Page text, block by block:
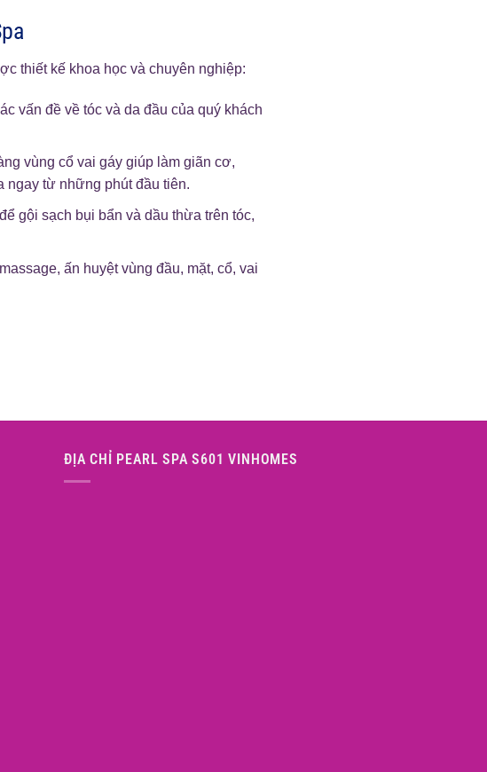
thiết kế khoa học và chuyên nghiệp:
vấn đề về tóc và da đầu của quý khách
vùng cổ vai gáy giúp làm giãn cơ,
ngay từ những phút đầu tiên.
gội sạch bụi bẩn và dầu thừa trên tóc,
ấn huyệt vùng đầu, mặt, cổ, vai
ĐỊA CHỈ PEARL SPA S601 VINHOMES